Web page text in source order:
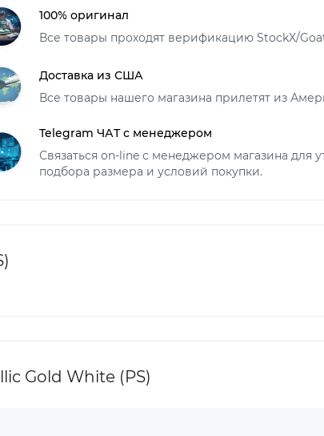
100% оригинал
Все товары проходят верификацию StockX/
Доставка из США
Все товары нашего магазина прилетят из
Telegram ЧАТ с менеджером
Связаться on-line с менеджером магазина для
подбора размера и условий покупки.
Gold White (PS)